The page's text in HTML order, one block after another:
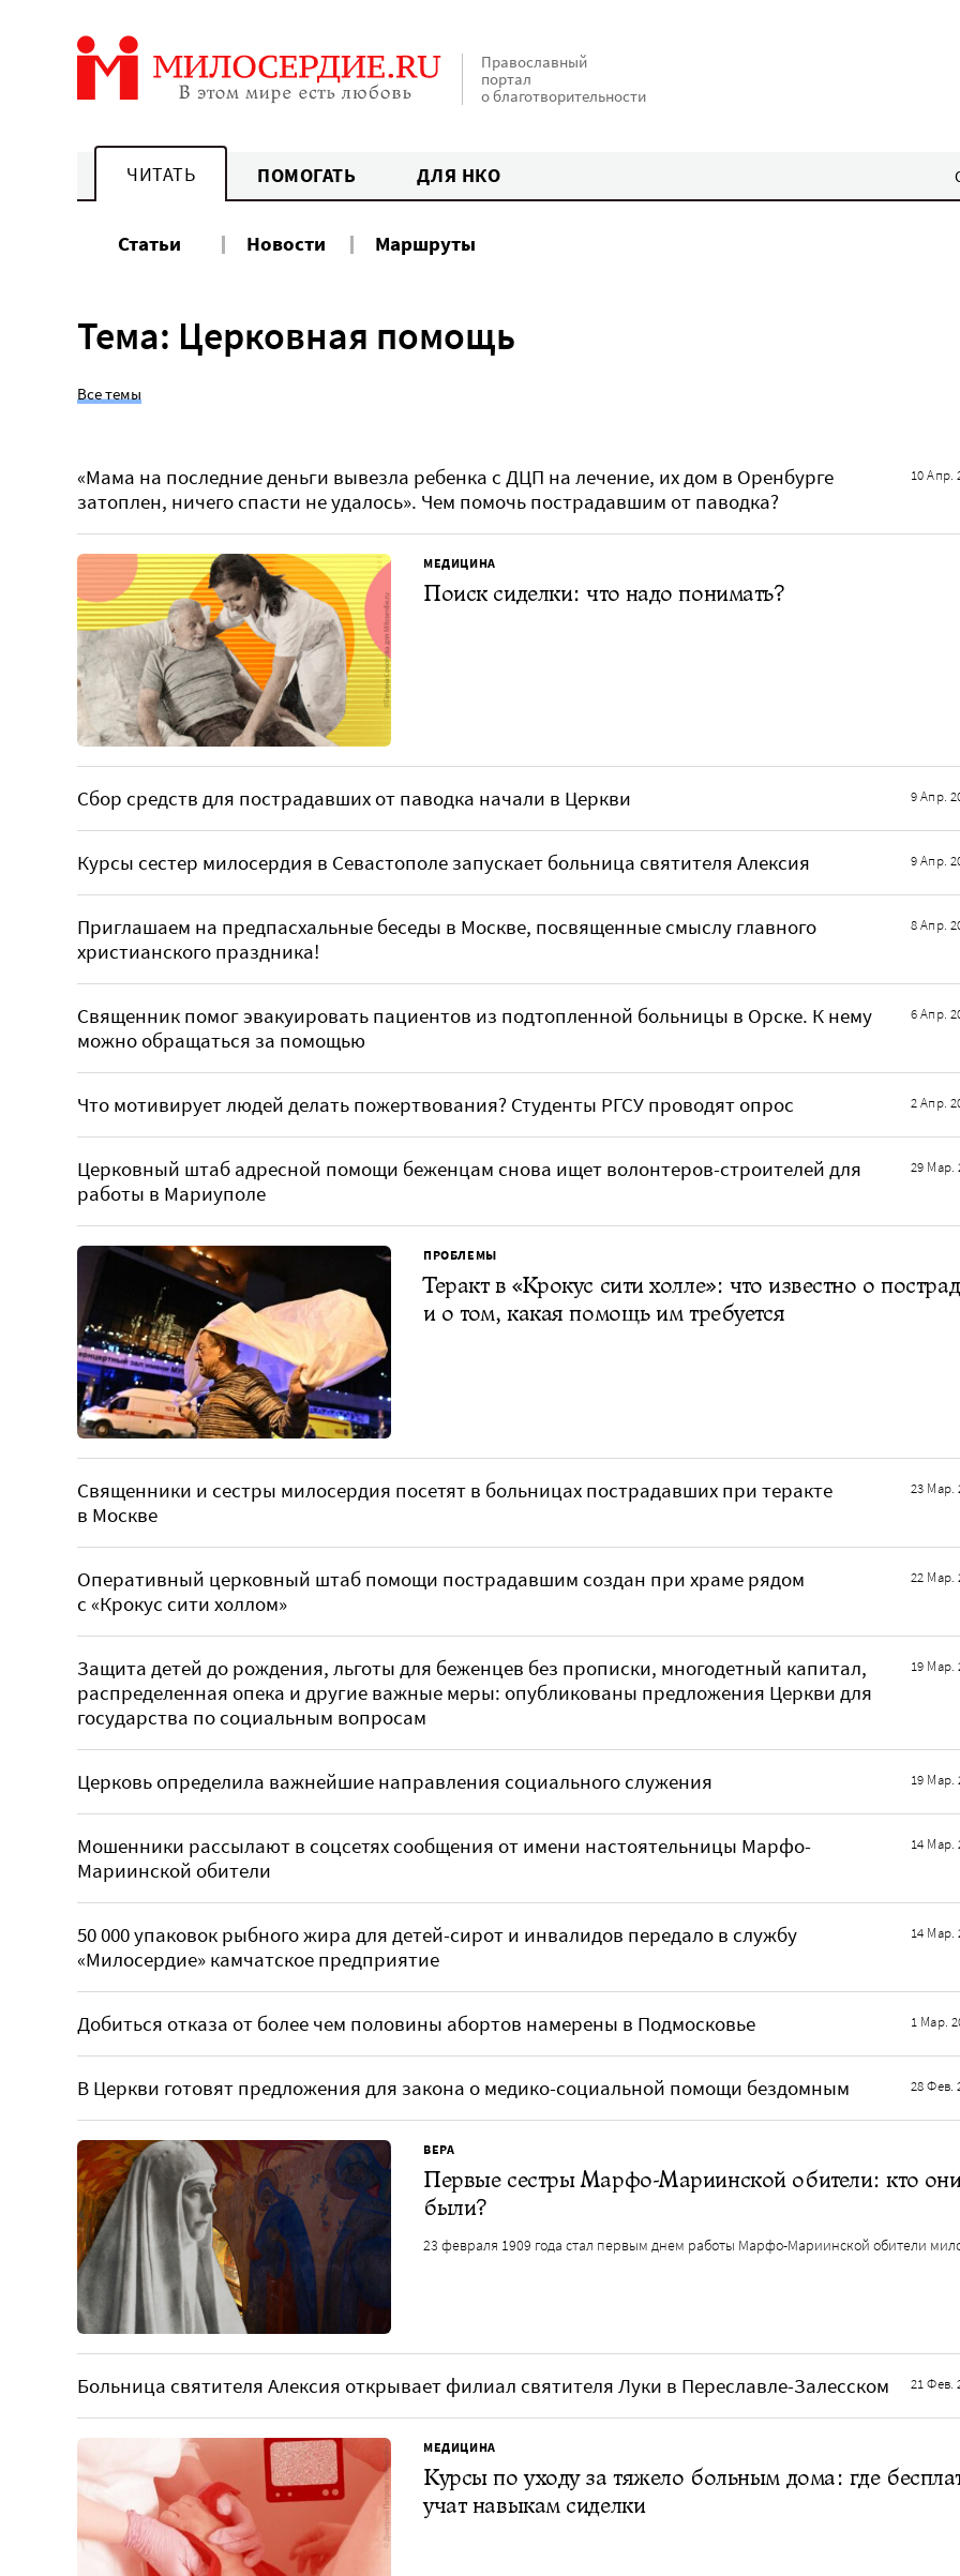
Православный
портал
о благотворительности
ЧИТАТЬ ПОМОГАТЬ ДЛЯ НКО
Статьи Новости Маршруты
Тема: Церковная помощь
Все темы
«‎‎Мама на последние деньги вывезла ребенка с ДЦП на лечение, их дом в Оренбурге
затоплен, ничего спасти не удалось»‎. Чем помочь пострадавшим от паводка?
10 Апр.
МЕДИЦИНА
Поиск сиделки: что надо понимать?
Сбор средств для пострадавших от паводка начали в Церкви 9 Апр.
Курсы сестер милосердия в Севастополе запускает больница святителя Алексия 9 Апр.
Приглашаем на предпасхальные беседы в Москве, посвященные смыслу главного
христианского праздника!
8 Апр.
Священник помог эвакуировать пациентов из подтопленной больницы в Орске. К нему
можно обращаться за помощью
6 Апр.
Что мотивирует людей делать пожертвования? Студенты РГСУ проводят опрос 2 Апр.
Церковный штаб адресной помощи беженцам снова ищет волонтеров-строителей для
работы в Мариуполе
29 Мар.
ПРОБЛЕМЫ
Теракт в «Крокус сити холле»: что известно о
и о том, какая помощь им требуется
Священники и сестры милосердия посетят в больницах пострадавших при теракте
в Москве
23 Мар.
Оперативный церковный штаб помощи пострадавшим создан при храме рядом
с «Крокус сити холлом»
22 Мар.
Защита детей до рождения, льготы для беженцев без прописки, многодетный капитал,
распределенная опека и другие важные меры: опубликованы предложения Церкви для
государства по социальным вопросам
19 Мар.
Церковь определила важнейшие направления социального служения 19 Мар.
Мошенники рассылают в соцсетях сообщения от имени настоятельницы Марфо-
Мариинской обители
14 Мар.
50 000 упаковок рыбного жира для детей-сирот и инвалидов передало в службу
«Милосердие» камчатское предприятие
14 Мар.
Добиться отказа от более чем половины абортов намерены в Подмосковье 1 Мар.
В Церкви готовят предложения для закона о медико-социальной помощи бездомным 28 Фев.
ВЕРА
Первые сестры Марфо-Мариинской обители: кто
были?
23 февраля 1909 года стал первым днем работы Марфо-Мариинской обители
Больница святителя Алексия открывает филиал святителя Луки в Переславле-Залесском 21 Фев.
МЕДИЦИНА
Курсы по уходу за тяжело больным дома: где
учат навыкам сиделки